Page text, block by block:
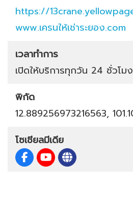
https://
www.เครนให้เช่าระยอง.com
เวลาทำการ
เปิดให้บริการทุกวัน 24 ชั่วโมง
พิกัด
12.889256973216563,
โซเชียลมีเดีย